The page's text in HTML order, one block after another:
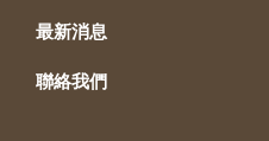
最新消息
聯絡我們